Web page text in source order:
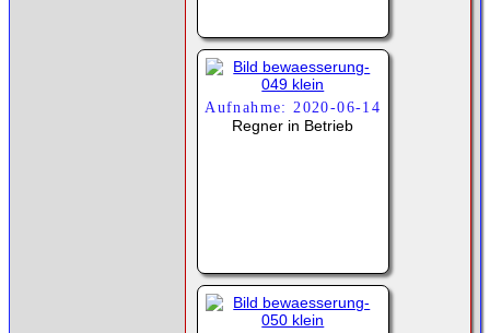
Aufnahme: 2020-06-14
Regner in Betrieb